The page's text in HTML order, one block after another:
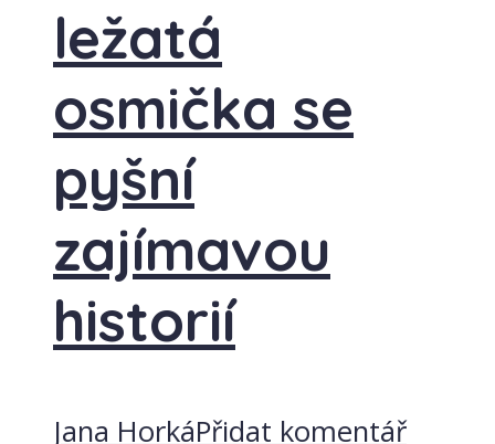
ležatá
osmička se
pyšní
zajímavou
historií
Jana HorkáPřidat komentář